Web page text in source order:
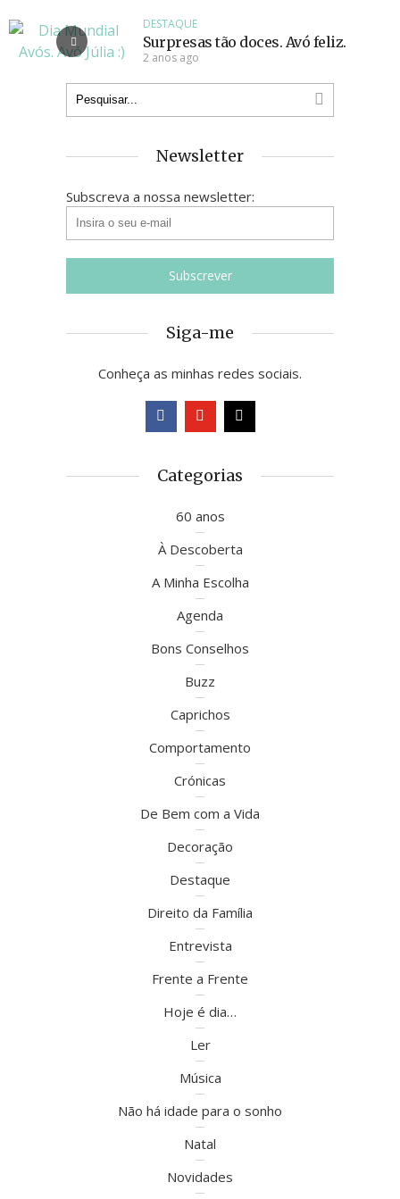
DESTAQUE
Surpresas tão doces. Avó feliz.
2 anos ago
Newsletter
Subscreva a nossa newsletter:
Siga-me
Conheça as minhas redes sociais.
Categorias
60 anos
À Descoberta
A Minha Escolha
Agenda
Bons Conselhos
Buzz
Caprichos
Comportamento
Crónicas
De Bem com a Vida
Decoração
Destaque
Direito da Família
Entrevista
Frente a Frente
Hoje é dia…
Ler
Música
Não há idade para o sonho
Natal
Novidades